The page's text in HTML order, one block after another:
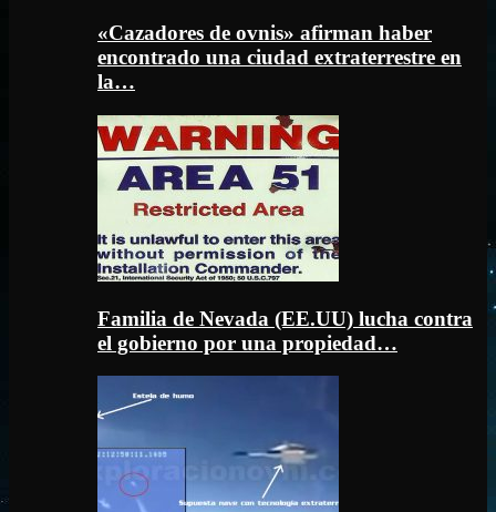
«Cazadores de ovnis» afirman haber
encontrado una ciudad extraterrestre en
la…
Familia de Nevada (EE.UU) lucha contra
el gobierno por una propiedad…